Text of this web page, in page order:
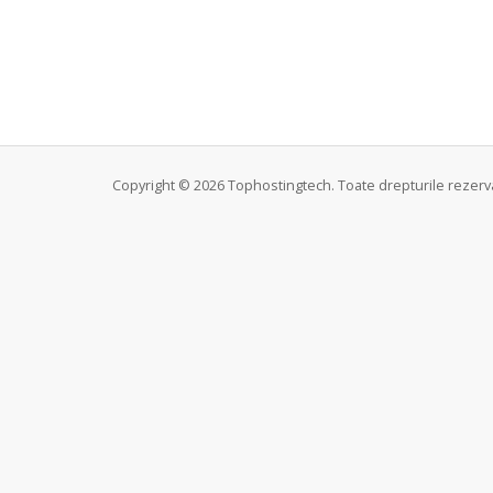
Copyright © 2026 Tophostingtech. Toate drepturile